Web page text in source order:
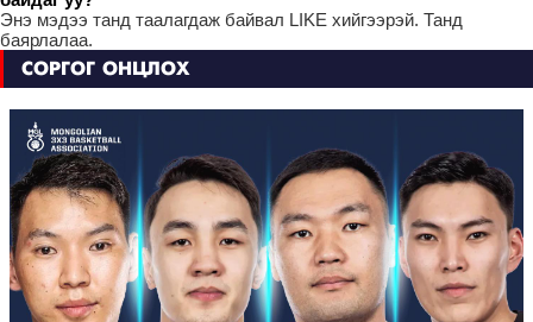
Энэ мэдээ танд таалагдаж байвал LIKE хийгээрэй. Танд
баярлалаа.
СОРГОГ ОНЦЛОХ